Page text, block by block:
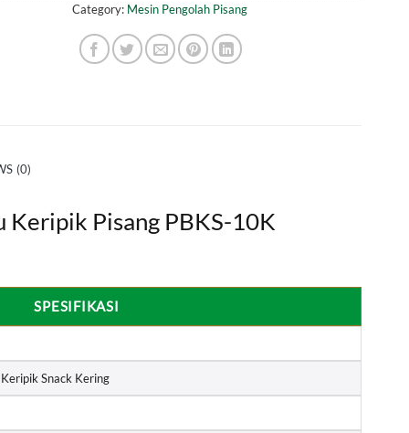
Category: Mesin Pengolah Pisang
(0)
Keripik Pisang PBKS-10K
SPESIFIKASI
Snack Kering